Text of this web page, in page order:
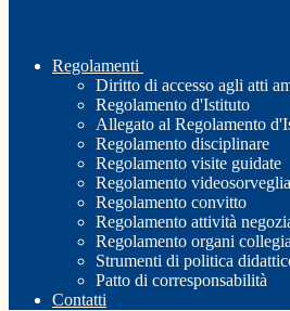
Regolamenti
Diritto di accesso agli atti
Regolamento d'Istituto
Allegato al Regolamento
Regolamento disciplinare
Regolamento visite guidate
Regolamento
Regolamento convitto
Regolamento attività
Regolamento organi
Strumenti di politica
Patto di corresponsabilità
Contatti